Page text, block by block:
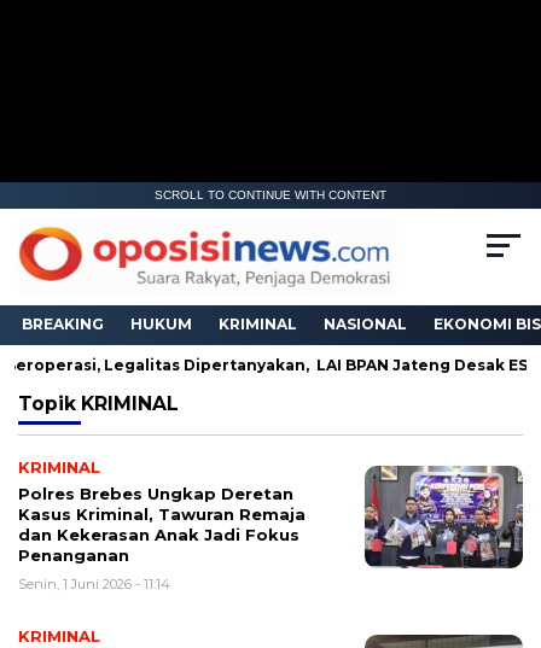
SCROLL TO CONTINUE WITH CONTENT
BREAKING HUKUM KRIMINAL NASIONAL EKONOMI
Legalitas Dipertanyakan, LAI BPAN Jateng Desak
Topik KRIMINAL
KRIMINAL
Polres Brebes Ungkap Deretan
Kasus Kriminal, Tawuran Remaja
dan Kekerasan Anak Jadi Fokus
Penanganan
Senin, 1 Juni 2026 - 11:14
KRIMINAL